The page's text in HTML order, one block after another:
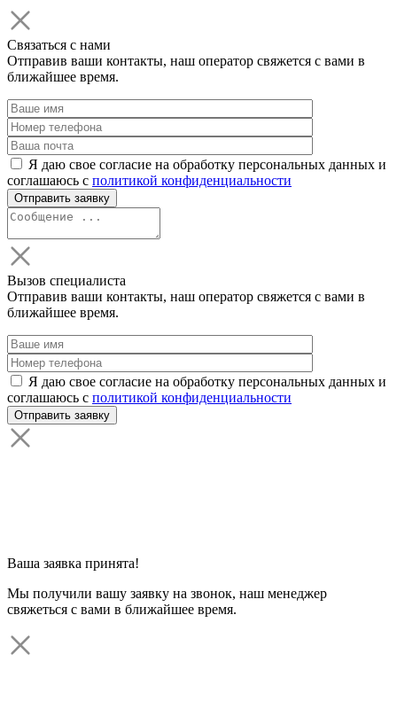
Связаться с нами
Отправив ваши контакты, наш оператор свяжется с вами в
ближайшее время.
Я даю свое согласие на обработку персональных данных и
соглашаюсь с политикой конфиденциальности
Вызов специалиста
Отправив ваши контакты, наш оператор свяжется с вами в
ближайшее время.
Я даю свое согласие на обработку персональных данных и
соглашаюсь с политикой конфиденциальности
Ваша заявка принята!
Мы получили вашу заявку на звонок, наш менеджер
свяжеться с вами в ближайшее время.